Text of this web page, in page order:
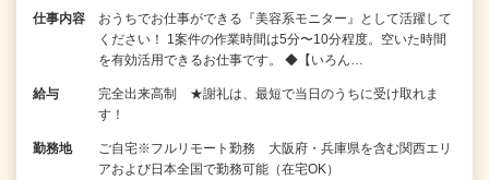
仕事内容
おうちでお仕事ができる『美容系モニター』として活躍して
ください！ 1案件の作業時間は5分〜10分程度。空いた時間
を有効活用できるお仕事です。 ◆【いろん…
給与
完全出来高制 ★謝礼は、最短で当日のうちに受け取れま
す！
勤務地
ご自宅※フルリモート勤務 大阪府・兵庫県を含む関西エリ
アおよび日本全国で勤務可能（在宅OK）